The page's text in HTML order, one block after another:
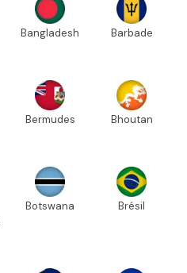
Bangladesh Barbade
Bermudes Bhoutan
Botswana Brésil